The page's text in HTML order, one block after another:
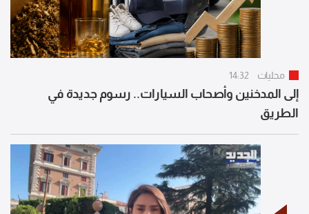
محليات 14:32
إلى المدخنين وأصحاب السيارات.. رسوم جديدة في
الطريق